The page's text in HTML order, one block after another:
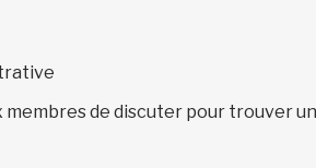
de discuter pour trouver